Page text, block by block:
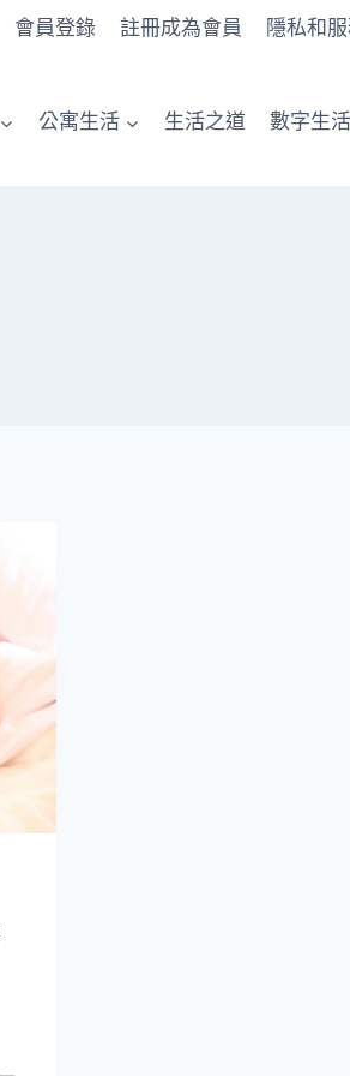
會員登錄 註冊成為會員 隱私和
公寓生活 生活之道 數字生活